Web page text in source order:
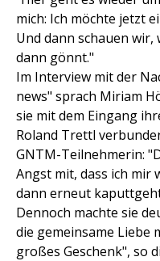
mich: Ich möchte jetzt
Und dann schauen wir,
dann gönnt."
Im Interview mit der
news" sprach Miriam
sie mit dem Eingang
Roland Trettl
GNTM-Teilnehmerin:
Angst mit, dass ich mir
dann erneut
Dennoch machte sie
die gemeinsame Liebe
großes Geschenk", so